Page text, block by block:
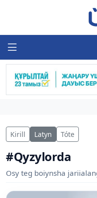
Kirill Latyn Tóte
#Qyzylorda
Osy teg boiynsha